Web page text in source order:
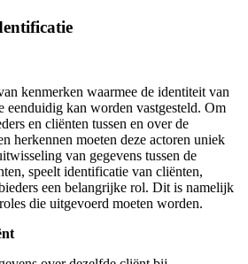
kenmerken waarmee de identiteit van
eenduidig kan worden vastgesteld. Om
en cliënten tussen en over de
herkennen moeten deze actoren uniek
van gegevens tussen de
speelt identificatie van cliënten,
een belangrijke rol. Dit is namelijk
die uitgevoerd moeten worden.